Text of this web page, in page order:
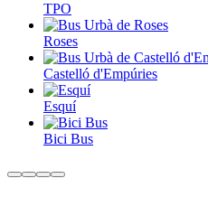
TPO
Roses
Castelló d'Empúries
Esquí
Bici Bus